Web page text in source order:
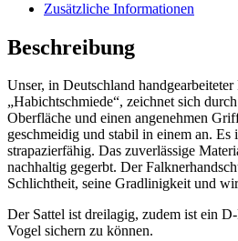
Zusätzliche Informationen
Beschreibung
Unser, in Deutschland
„Habichtschmiede“, zeichnet sich
Oberfläche und einen angenehmen
geschmeidig und stabil in einem an. Es
strapazierfähig. Das zuverlässige
nachhaltig gegerbt. Der
Schlichtheit, seine Gradlinigkeit und
Der Sattel ist dreilagig, zudem ist ein
Vogel sichern zu können.